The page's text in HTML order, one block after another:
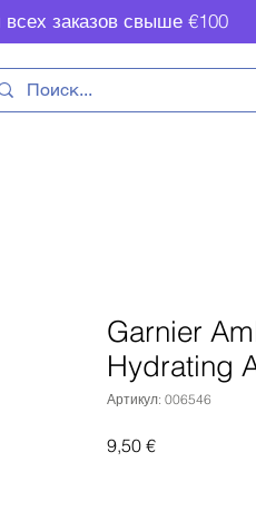
заказов свыше €100
Garnier
Hydrating
Артикул: 006546
9,50 €Цена